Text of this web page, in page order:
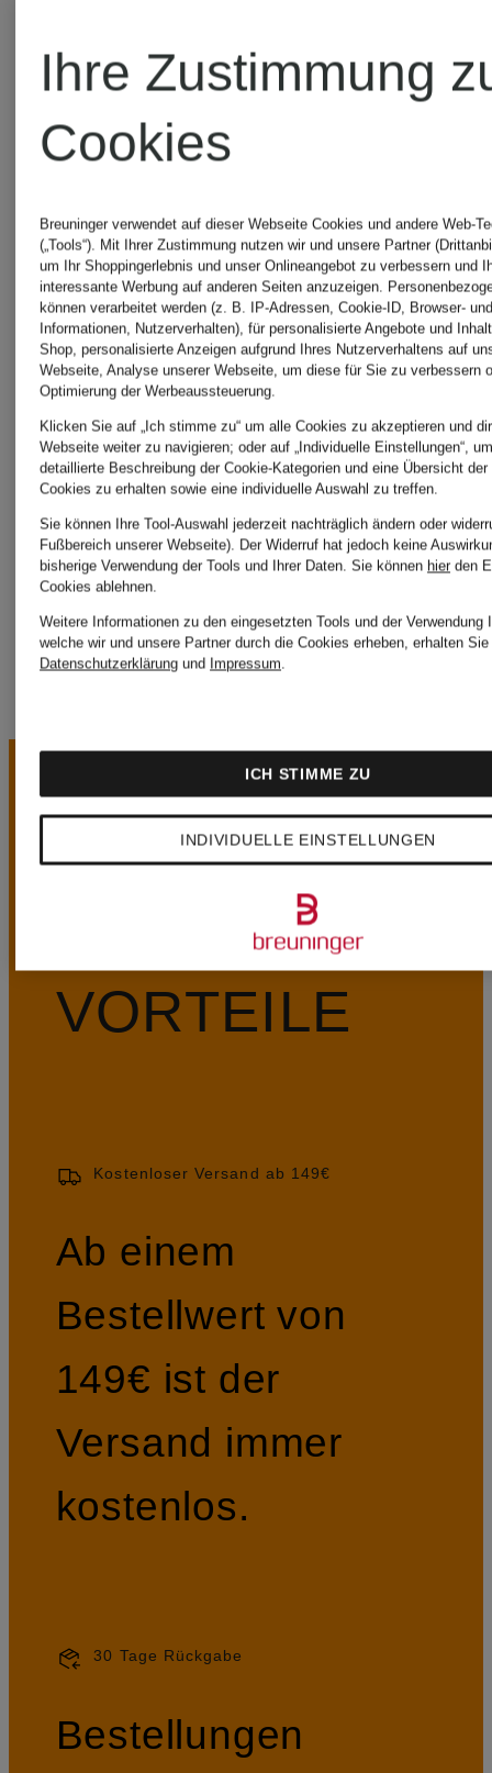
Marc
O'Polo
Bademäntel
MARIE
JO
MARIE JO
Bademode
watercult
SALE
UNSERE
VORTEILE
Kostenloser Versand ab 149€
Ab einem
Bestellwert von
149€ ist der
Versand immer
kostenlos.
30 Tage Rückgabe
Bestellungen
Ihre Zustimmung
Cookies
Breuninger verwendet auf dieser Webseite Cookies und andere Web-
(„Tools“). Mit Ihrer Zustimmung nutzen wir und unsere Partner
um Ihr Shoppingerlebnis und unser Onlineangebot zu verbessern und
interessante Werbung auf anderen Seiten anzuzeigen.
können verarbeitet werden (z. B. IP-Adressen, Cookie-ID, Browser-
Informationen, Nutzerverhalten), für personalisierte Angebote und
Shop, personalisierte Anzeigen aufgrund Ihres Nutzerverhaltens auf
Webseite, Analyse unserer Webseite, um diese für Sie zu verbessern
Optimierung der Werbeaussteuerung.
Klicken Sie auf „Ich stimme zu“ um alle Cookies zu akzeptieren und
Webseite weiter zu navigieren; oder auf „Individuelle Einstellungen“,
detaillierte Beschreibung der Cookie-Kategorien und eine Übersicht
Cookies zu erhalten sowie eine individuelle Auswahl zu treffen.
Sie können Ihre Tool-Auswahl jederzeit nachträglich ändern oder
Fußbereich unserer Webseite). Der Widerruf hat jedoch keine
bisherige Verwendung der Tools und Ihrer Daten. Sie können hier den
Cookies ablehnen.
Weitere Informationen zu den eingesetzten Tools und der Verwendung
welche wir und unsere Partner durch die Cookies erheben, erhalten
Datenschutzerklärung und Impressum.
INDIVIDUELLE EINSTELLUNGEN
ICH STIMME ZU